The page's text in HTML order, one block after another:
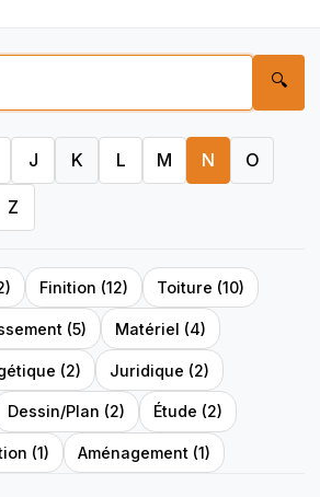
🔍
J K L M N O
Z
Finition (12) Toiture (10)
(5) Matériel (4)
(2) Juridique (2)
Dessin/Plan (2) Étude (2)
(1) Aménagement (1)